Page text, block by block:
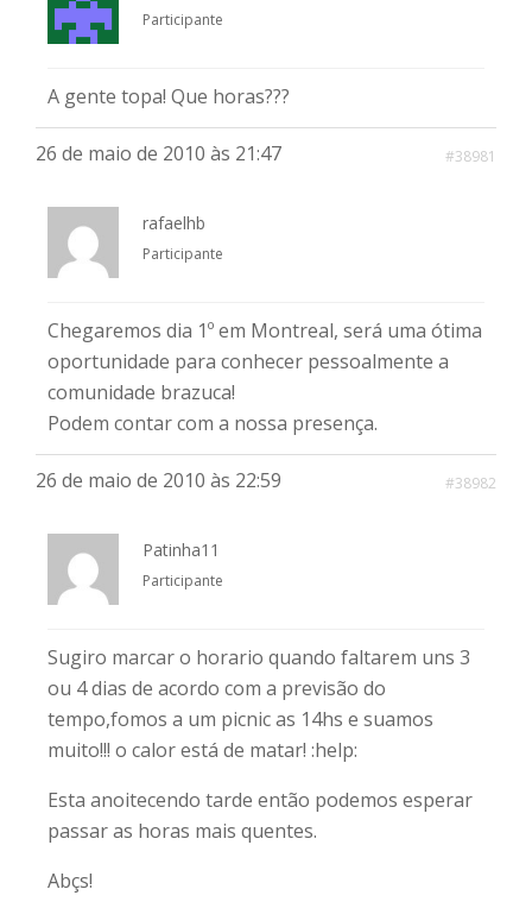
Participante
A gente topa! Que horas???
26 de maio de 2010 às 21:47 #38981
rafaelhb
Participante
Chegaremos dia 1º em Montreal, será uma ótima
oportunidade para conhecer pessoalmente a
comunidade brazuca!
Podem contar com a nossa presença.
26 de maio de 2010 às 22:59 #38982
Patinha11
Participante
Sugiro marcar o horario quando faltarem uns 3
ou 4 dias de acordo com a previsão do
tempo,fomos a um picnic as 14hs e suamos
muito!!! o calor está de matar! :help:
Esta anoitecendo tarde então podemos esperar
passar as horas mais quentes.
Abçs!